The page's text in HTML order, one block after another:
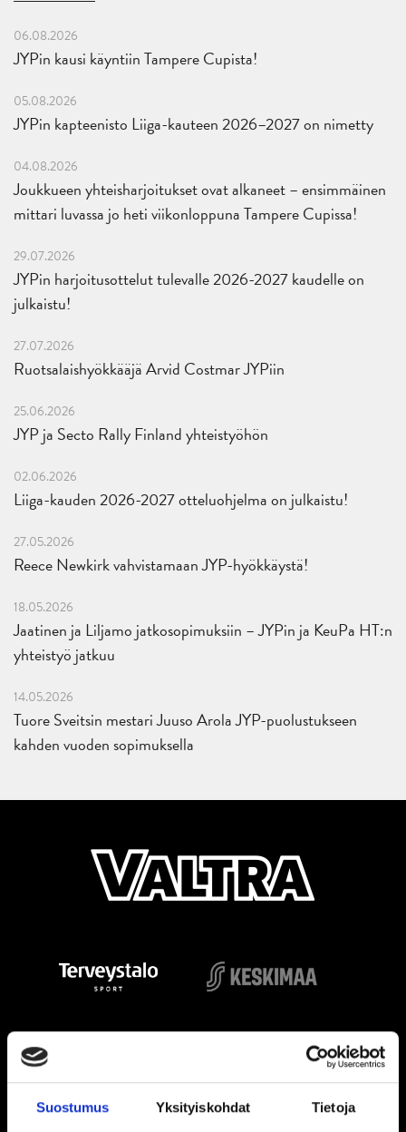
Suostumus Yksityiskohdat Tietoja
06.08.2026
JYPin kausi käyntiin Tampere Cupista!
05.08.2026
JYPin kapteenisto Liiga-kauteen 2026–2027 on nimetty
04.08.2026
Joukkueen yhteisharjoitukset ovat alkaneet – ensimmäinen
mittari luvassa jo heti viikonloppuna Tampere Cupissa!
29.07.2026
JYPin harjoitusottelut tulevalle 2026-2027 kaudelle on
julkaistu!
27.07.2026
Ruotsalaishyökkääjä Arvid Costmar JYPiin
25.06.2026
JYP ja Secto Rally Finland yhteistyöhön
02.06.2026
Liiga-kauden 2026-2027 otteluohjelma on julkaistu!
27.05.2026
Reece Newkirk vahvistamaan JYP-hyökkäystä!
18.05.2026
Jaatinen ja Liljamo jatkosopimuksiin – JYPin ja KeuPa HT:n
yhteistyö jatkuu
14.05.2026
Tuore Sveitsin mestari Juuso Arola JYP-puolustukseen
kahden vuoden sopimuksella